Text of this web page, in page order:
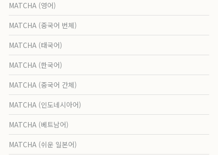
MATCHA (영어)
MATCHA (중국어 번체)
MATCHA (태국어)
MATCHA (한국어)
MATCHA (중국어 간체)
MATCHA (인도네시아어)
MATCHA (베트남어)
MATCHA (쉬운 일본어)